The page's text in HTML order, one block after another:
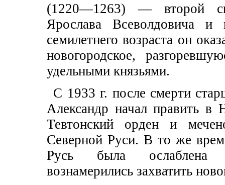
(1220—1263) — второй
Ярослава Всеволдовича
семилетнего возраста он
новогородское,
удельными князьями.
С 1933 г. после смерти
Александр начал править в
Тевтонский орден и
Северной Руси. В то же
Русь была ослаблена
вознамерились захватить